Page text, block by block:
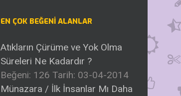
EN ÇOK BEĞENI ALANLAR
Atıkların Çürüme ve Yok Olma
Süreleri Ne Kadardır ?
Beğeni: 126 Tarih: 03-04-2014
Münazara / İlk İnsanlar Mı Daha